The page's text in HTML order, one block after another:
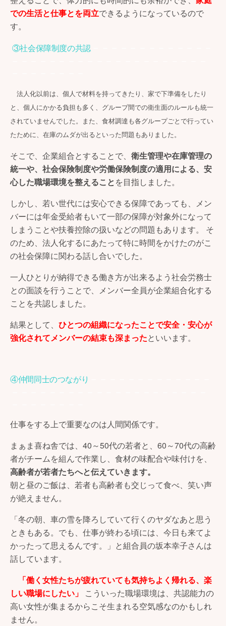
での生活と仕事とを両立できるようになっているので
す。
③社会保障制度の共認－－－－－－－－－－－－－
法人化以前は、個人で材料を持ってきたり、家で下準備をしたり
と、個人にかかる負担も多く、グループ間での衛生面のルールも統一
されていませんでした。また、食材調達も各グループごとで行ってい
たために、在庫のムダが出るといった問題もありました。
そこで、企業組合とすることで、 衛生管理や在庫管理の
統一や、社会保険制度や労働保険制度の適用による、安
心した職場環境を整えることを目指しました。
しかし、若い世代には安心できる保障であっても、メン
バーには年金受給者もいて一部の保障が対象外になって
しまうことや扶養控除の扱いなどの問題もあります。 そ
のため、法人化するにあたって特に時間をかけたのがこ
の社会保障に関わる話し合いでした。
一人ひとりが納得できる働き方が出来るよう社会労務士
との面談を行うことで、メンバー全員が企業組合化する
ことを共認しました。
結果として、 ひとつの組織になったことで安全・安心が
強化されてメンバーの結束も深まったといいます。
④仲間同士のつながり
仕事をする上で重要なのは人間関係です。
まぁま喜ね舎では、40～50代の若者と、60～70代の高齢
者がチームを組んで作業し、食材の味配合や味付けを、
高齢者が若者たちへと伝えていきます。
朝と昼のご飯は、若者も高齢者も交じって食べ、笑い声
が絶えません。
「冬の朝、車の雪を降ろしていて行くのヤダなあと思う
ときもある。でも、仕事が終わる頃には、今日も来てよ
かったって思えるんです。」と組合員の坂本幸子さんは
話しています。
「働く女性たちが疲れていても気持ちよく帰れる、楽
しい職場にしたい」
こういった職場環境は、共認能力の
高い女性が集まるからこそ生まれる空気感なのかもしれ
ません。